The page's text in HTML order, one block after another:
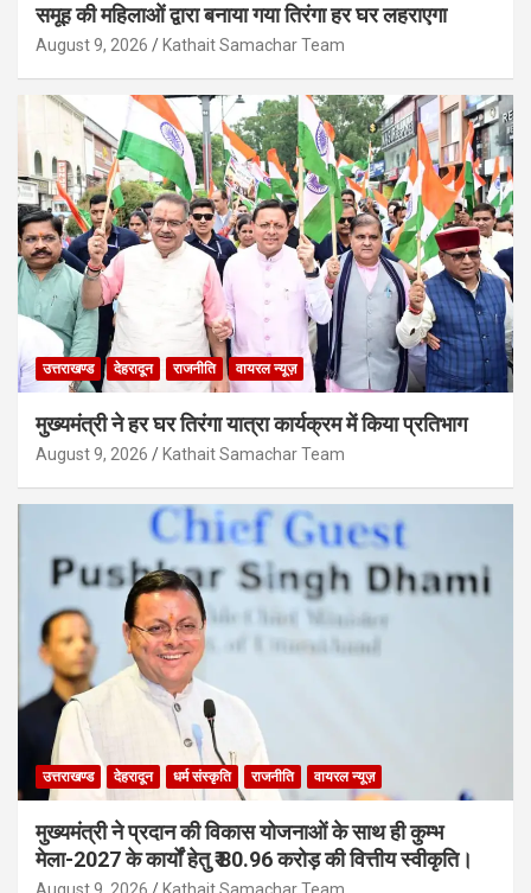
समूह की महिलाओं द्वारा बनाया गया तिरंगा हर घर लहराएगा
August 9, 2026 Kathait Samachar Team
उत्तराखण्ड देहरादून राजनीति वायरल न्यूज़
मुख्यमंत्री ने हर घर तिरंगा यात्रा कार्यक्रम में किया प्रतिभाग
August 9, 2026 Kathait Samachar Team
उत्तराखण्ड देहरादून धर्म संस्कृति राजनीति वायरल न्यूज़
मुख्यमंत्री ने प्रदान की विकास योजनाओं के साथ ही कुम्भ
मेला-2027 के कार्यों हेतु ₹ 80.96 करोड़ की वित्तीय स्वीकृति।